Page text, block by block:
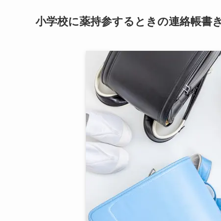
小学校に薬持参するときの連絡帳書